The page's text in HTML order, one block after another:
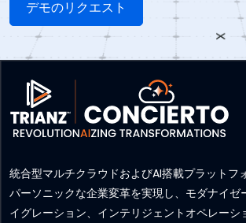
統合型マルチクラウドおよびAI搭載プラットフ
パーソニックな企業変革を実現し、モダナイゼ
イグレーション、インテリジェントオペレーシ